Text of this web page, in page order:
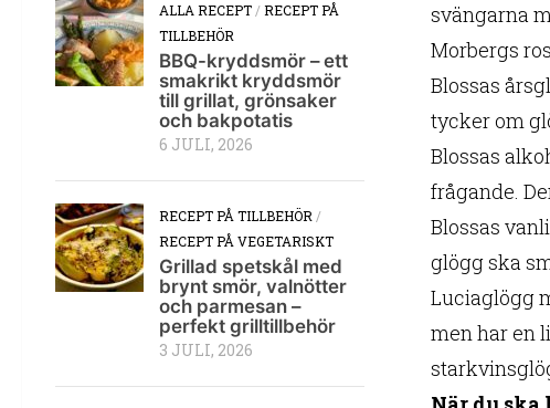
svängarna
Morbergs
Blossas
tycker om
Blossas
frågande.
Blossas
glögg ska
Luciaglögg
men har en
ALLA RECEPT/RECEPT PÅ
TILLBEHÖR
BBQ-kryddsmör – ett
smakrikt kryddsmör
till grillat, grönsaker
och bakpotatis
6 JULI, 2026
RECEPT PÅ TILLBEHÖR/
RECEPT PÅ VEGETARISKT
Grillad spetskål med
brynt smör, valnötter
och parmesan –
perfekt grilltillbehör
3 JULI, 2026